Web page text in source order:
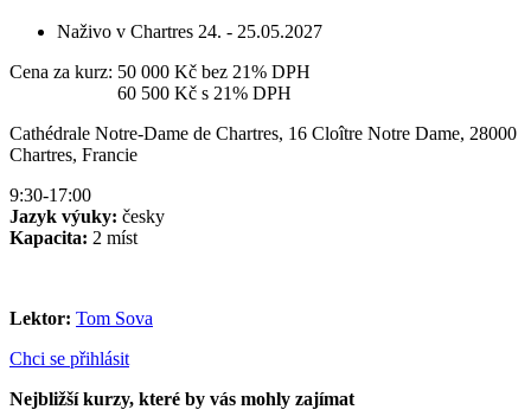
Naživo v Chartres 24. - 25.05.2027
Cena za kurz: 50 000 Kč bez 21% DPH
60 500 Kč s 21% DPH
Cathédrale Notre-Dame de Chartres, 16 Cloître Notre Dame, 28000
Chartres, Francie
9:30-17:00
Jazyk výuky: česky
Kapacita: 2 míst
Lektor: Tom Sova
Chci se přihlásit
Nejbližší kurzy, které by vás mohly zajímat